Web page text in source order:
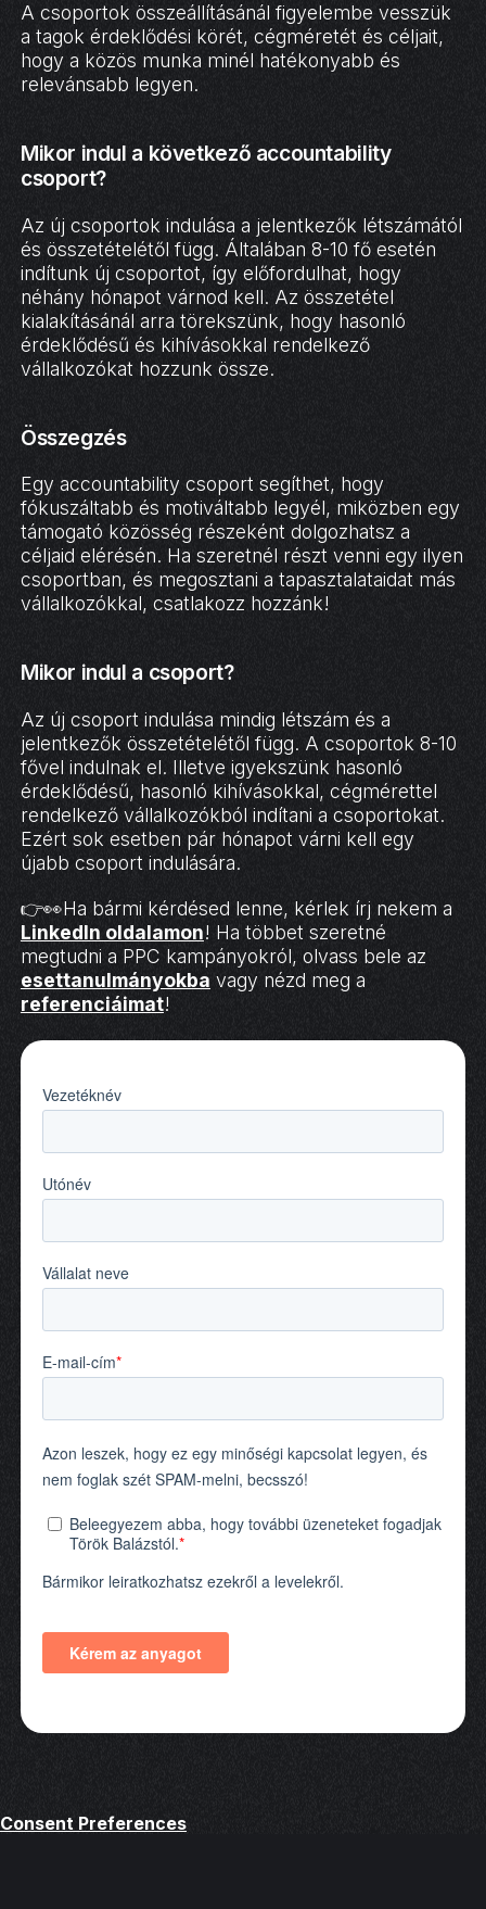
A csoportok összeállításánál figyelembe vesszük
a tagok érdeklődési körét, cégméretét és céljait,
hogy a közös munka minél hatékonyabb és
relevánsabb legyen.
Mikor indul a következő accountability
csoport?
Az új csoportok indulása a jelentkezők létszámától
és összetételétől függ. Általában 8-10 fő esetén
indítunk új csoportot, így előfordulhat, hogy
néhány hónapot várnod kell. Az összetétel
kialakításánál arra törekszünk, hogy hasonló
érdeklődésű és kihívásokkal rendelkező
vállalkozókat hozzunk össze.
Összegzés
Egy accountability csoport segíthet, hogy
fókuszáltabb és motiváltabb legyél, miközben egy
támogató közösség részeként dolgozhatsz a
céljaid elérésén. Ha szeretnél részt venni egy ilyen
csoportban, és megosztani a tapasztalataidat más
vállalkozókkal, csatlakozz hozzánk!
Mikor indul a csoport?
Az új csoport indulása mindig létszám és a
jelentkezők összetételétől függ. A csoportok 8-10
fővel indulnak el. Illetve igyekszünk hasonló
érdeklődésű, hasonló kihívásokkal, cégmérettel
rendelkező vállalkozókból indítani a csoportokat.
Ezért sok esetben pár hónapot várni kell egy
újabb csoport indulására.
👉👀Ha bármi kérdésed lenne, kérlek írj nekem a
LinkedIn oldalamon! Ha többet szeretné
megtudni a PPC kampányokról, olvass bele az
esettanulmányokba vagy nézd meg a
referenciáimat!
Consent Preferences